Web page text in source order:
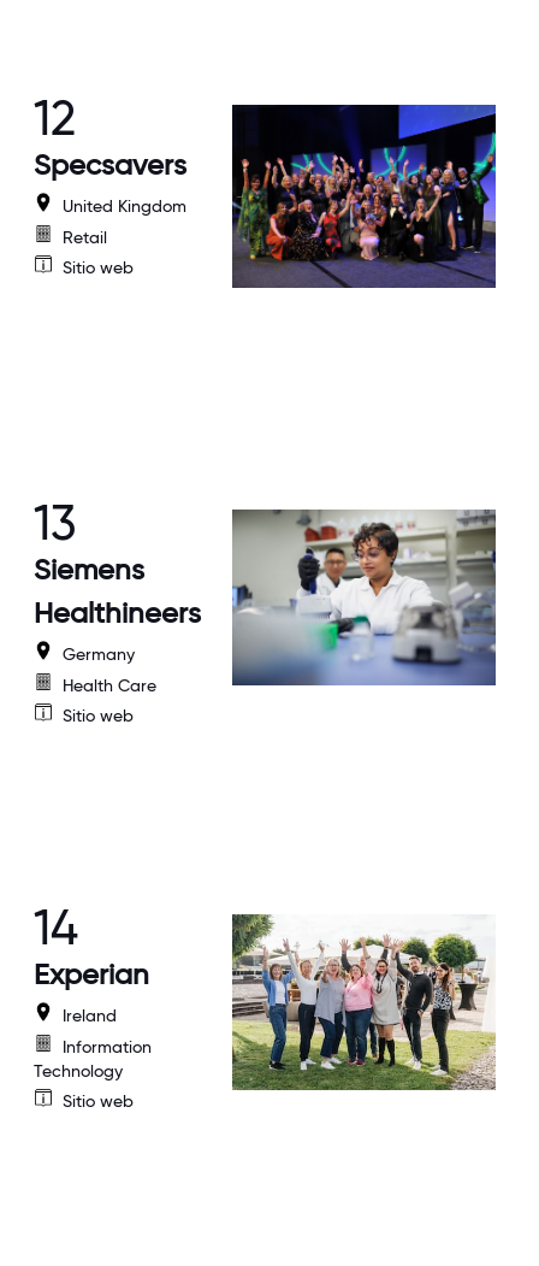
12
Specsavers
United Kingdom
Retail
Sitio web
13
Siemens
Healthineers
Germany
Health Care
Sitio web
14
Experian
Ireland
Information
Technology
Sitio web